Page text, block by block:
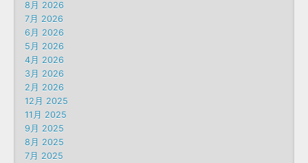
8月 2026
7月 2026
6月 2026
5月 2026
4月 2026
3月 2026
2月 2026
12月 2025
11月 2025
9月 2025
8月 2025
7月 2025